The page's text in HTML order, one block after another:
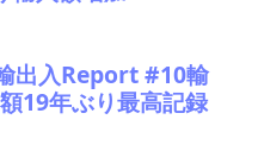
出入Report #10輸
19年ぶり最高記録